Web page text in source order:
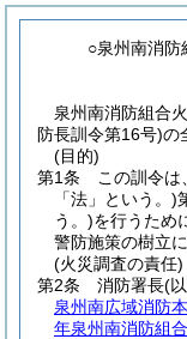
○泉州南消防
泉州南消防組合
防長訓令第16号)の
(目的)
第1条
この訓令は
「法」という。)
う。)を行うため
警防施策の樹立
(火災調査の責任)
第2条
消防署長(
泉州南広域消防
年泉州南消防組